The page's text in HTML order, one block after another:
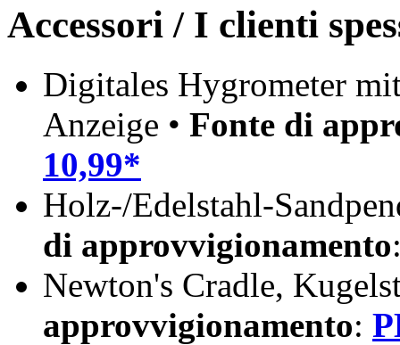
Accessori / I clienti
Digitales Hygrometer
Anzeige • Fonte di
10,99*
Holz-/Edelstahl-
di approvvigionamento
Newton's Cradle,
approvvigionamento: